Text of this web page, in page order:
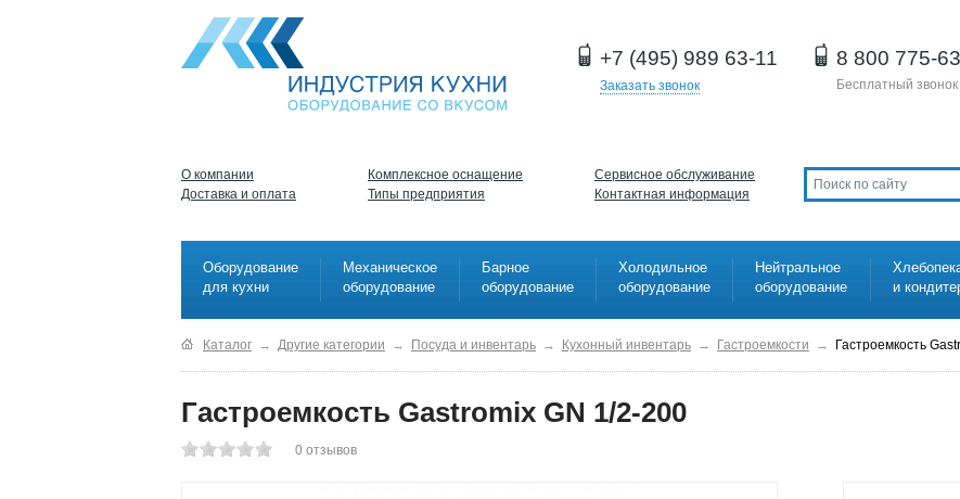
+7 (495) 989 63-11
Заказать звонок
8 800 775-
Бесплатный
О компании
Доставка и оплата
Комплексное оснащение
Типы предприятия
Сервисное обслуживание
Контактная информация
Оборудование
для кухни
Механическое
оборудование
Барное
оборудование
Холодильное
оборудование
Нейтральное
оборудование
и
Каталог → Другие категории → Посуда и инвентарь → Кухонный инвентарь → Гастроемкости → Гастроемкость
Гастроемкость Gastromix GN 1/2-200
0 отзывов